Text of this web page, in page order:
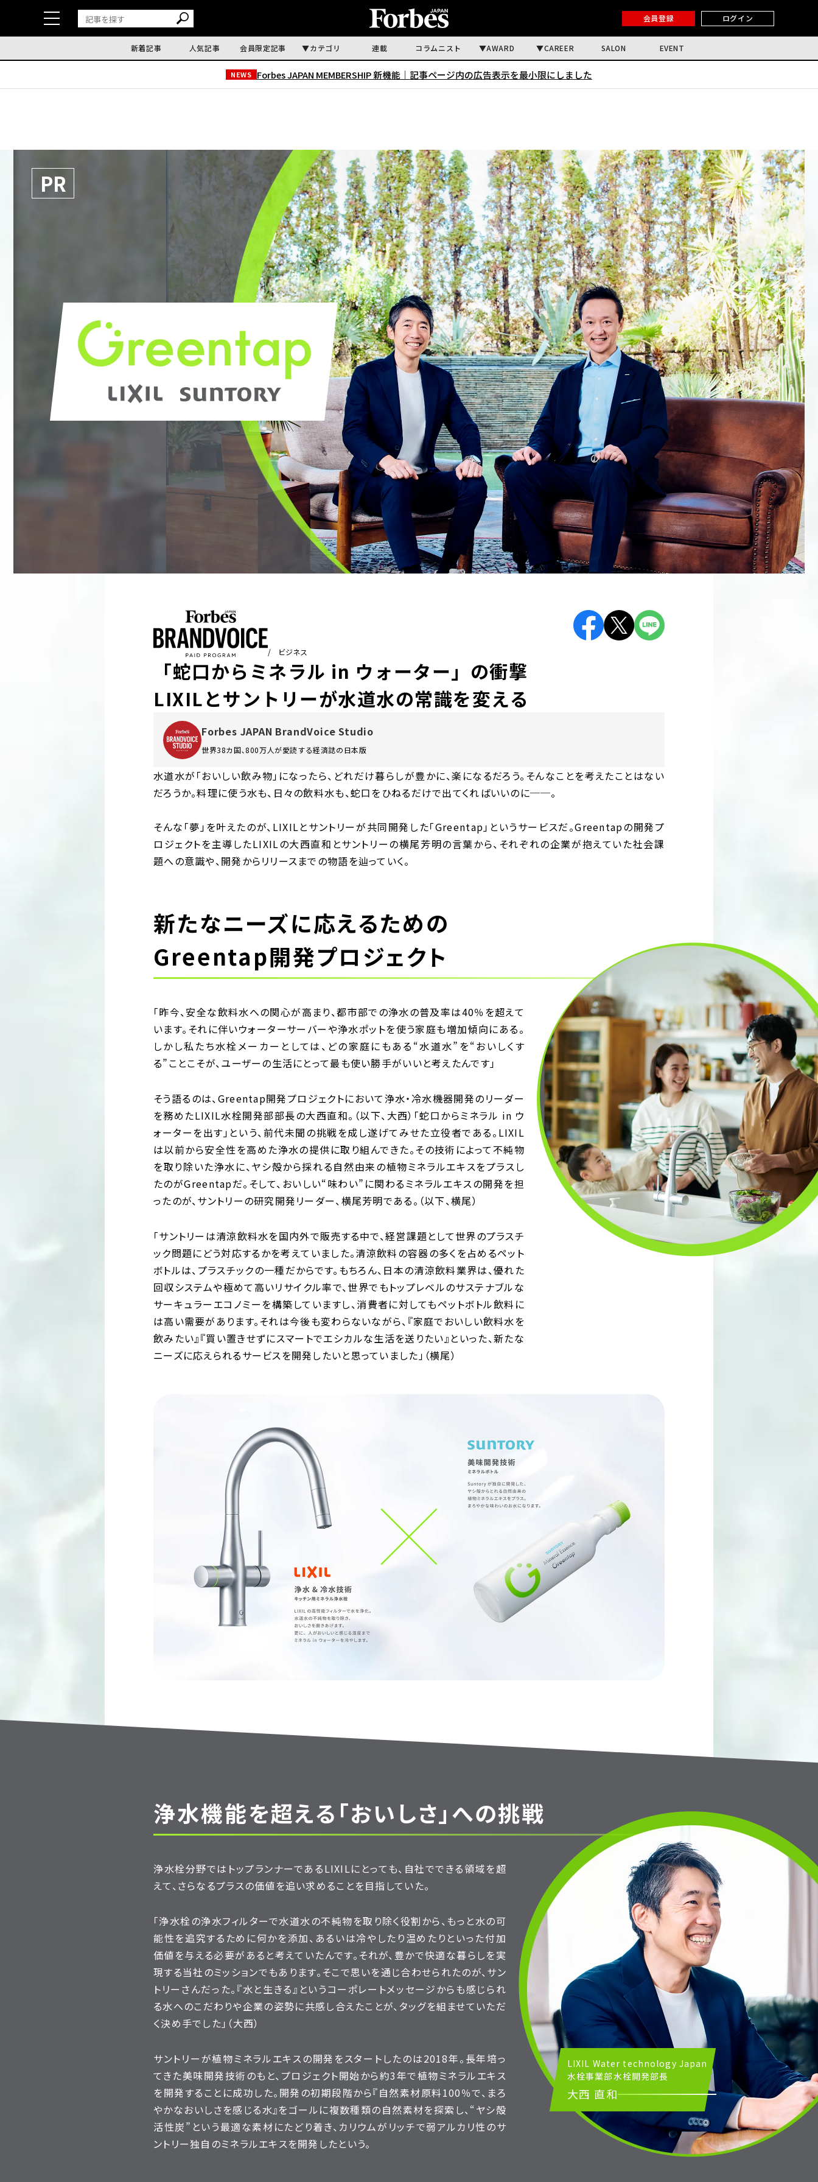
会員登録 ログイン
新着記事 人気記事 会員限定記事 カテゴリ 連載 コラムニスト AWARD CAREER SALON EVENT
NEWS Forbes JAPAN MEMBERSHIP 新機能｜ 記事ページ内の広告表示を最小限にしました
/ ビジネス
「蛇口からミネラル in ウォーター」の衝撃
LIXILとサントリーが水道水の常識を変える
Forbes JAPAN BrandVoice Studio
世界38カ国､800万人が愛読する経済誌の日本版
水道水が「おいしい飲み物」になったら、どれだけ暮らしが豊かに、楽になるだろう。そんなことを考えたことはない
だろうか。料理に使う水も、日々の飲料水も、蛇口をひねるだけで出てくればいいのに──。
そんな「夢」を叶えたのが、LIXILとサントリーが共同開発した「Greentap」というサービスだ。Greentapの開発プ
ロジェクトを主導したLIXILの大西直和とサントリーの横尾芳明の言葉から、それぞれの企業が抱えていた社会課
題への意識や、開発からリリースまでの物語を辿っていく。
新たなニーズに応えるための
Greentap開発プロジェクト
「昨今、安全な飲料水への関心が高まり、都市部での浄水の普及率は40％を超えて
います。それに伴いウォーターサーバーや浄水ポットを使う家庭も増加傾向にある。
しかし私たち水栓メーカーとしては、どの家庭にもある“水道水”を“おいしくす
る”ことこそが、ユーザーの生活にとって最も使い勝手がいいと考えたんです」
そう語るのは、Greentap開発プロジェクトにおいて浄水・冷水機器開発のリーダー
を務めたLIXIL水栓開発部部長の大西直和。（以下、大西）「蛇口からミネラル in ウ
ォーターを出す」という、前代未聞の挑戦を成し遂げてみせた立役者である。LIXIL
は以前から安全性を高めた浄水の提供に取り組んできた。その技術によって不純物
を取り除いた浄水に、ヤシ殻から採れる自然由来の植物ミネラルエキスをプラスし
たのがGreentapだ。そして、おいしい“味わい”に関わるミネラルエキスの開発を担
ったのが、サントリーの研究開発リーダー、横尾芳明である。（以下、横尾）
「サントリーは清涼飲料水を国内外で販売する中で、経営課題として世界のプラスチ
ック問題にどう対応するかを考えていました。清涼飲料の容器の多くを占めるペット
ボトルは、プラスチックの一種だからです。もちろん、日本の清涼飲料業界は、優れた
回収システムや極めて高いリサイクル率で、世界でもトップレベルのサステナブルな
サーキュラーエコノミーを構築していますし、消費者に対してもペットボトル飲料に
は高い需要があります。それは今後も変わらないながら、『家庭でおいしい飲料水を
飲みたい』『買い置きせずにスマートでエシカルな生活を送りたい』といった、新たな
ニーズに応えられるサービスを開発したいと思っていました」（横尾）
浄水機能を超える「おいしさ」への挑戦
LIXIL Water technology Japan
水栓事業部水栓開発部長
大西 直和
浄水栓分野ではトップランナーであるLIXILにとっても、自社でできる領域を超
えて、さらなるプラスの価値を追い求めることを目指していた。
「浄水栓の浄水フィルターで水道水の不純物を取り除く役割から、もっと水の可
能性を追究するために何かを添加、あるいは冷やしたり温めたりといった付加
価値を与える必要があると考えていたんです。それが、豊かで快適な暮らしを実
現する当社のミッションでもあります。そこで思いを通じ合わせられたのが、サン
トリーさんだった。『水と生きる』というコーポレートメッセージからも感じられ
る水へのこだわりや企業の姿勢に共感し合えたことが、タッグを組ませていただ
く決め手でした」（大西）
サントリーが植物ミネラルエキスの開発をスタートしたのは2018年。長年培っ
てきた美味開発技術のもと、プロジェクト開始から約3年で植物ミネラルエキス
を開発することに成功した。開発の初期段階から『自然素材原料100％で、まろ
やかなおいしさを感じる水』をゴールに複数種類の自然素材を探索し、“ヤシ殻
活性炭”という最適な素材にたどり着き、カリウムがリッチで弱アルカリ性のサ
ントリー独自のミネラルエキスを開発したという。